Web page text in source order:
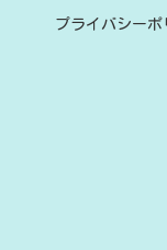
プライバシーポ